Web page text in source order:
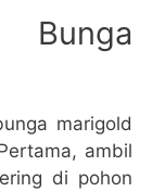
Bunga
marigold
ambil
di pohon